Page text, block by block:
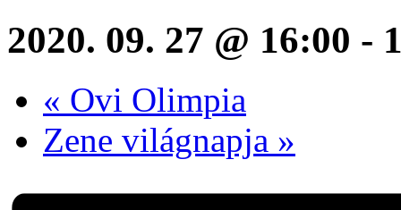
2020. 09. 27 @ 16:00 -
« Ovi Olimpia
Zene világnapja »